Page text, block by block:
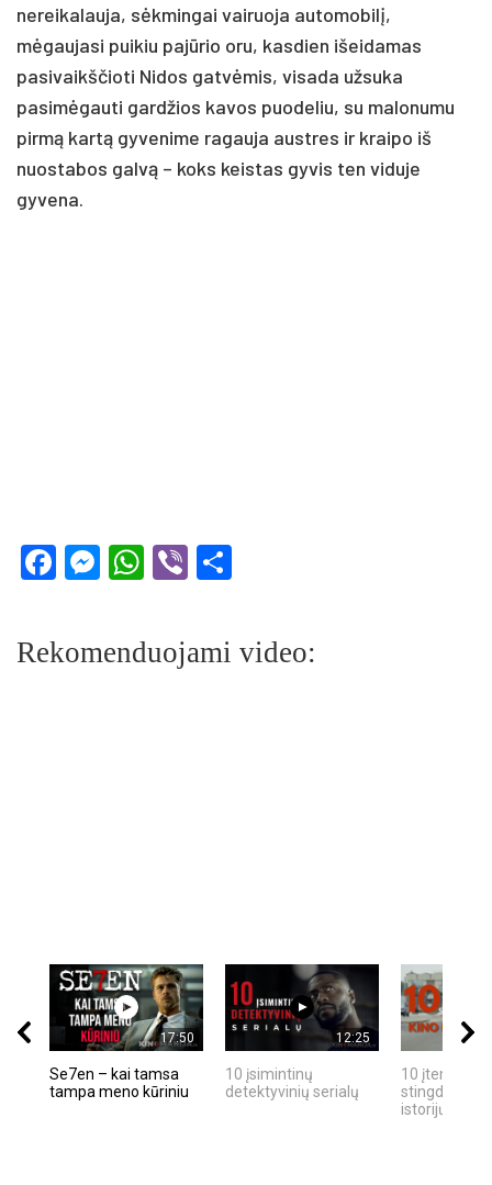
nereikalauja, sėkmingai vairuoja automobilį,
mėgaujasi puikiu pajūrio oru, kasdien išeidamas
pasivaikščioti Nidos gatvėmis, visada užsuka
pasimėgauti gardžios kavos puodeliu, su malonumu
pirmą kartą gyvenime ragauja austres ir kraipo iš
nuostabos galvą – koks keistas gyvis ten viduje
gyvena.
Facebook
Messenger
WhatsApp
Viber
Rekomenduojami video:
17:50
Se7en – kai tamsa
tampa meno kūriniu
12:25
10 įsimintinų
detektyvinių serialų
10 įtemptų,
stingdančių
istorijų